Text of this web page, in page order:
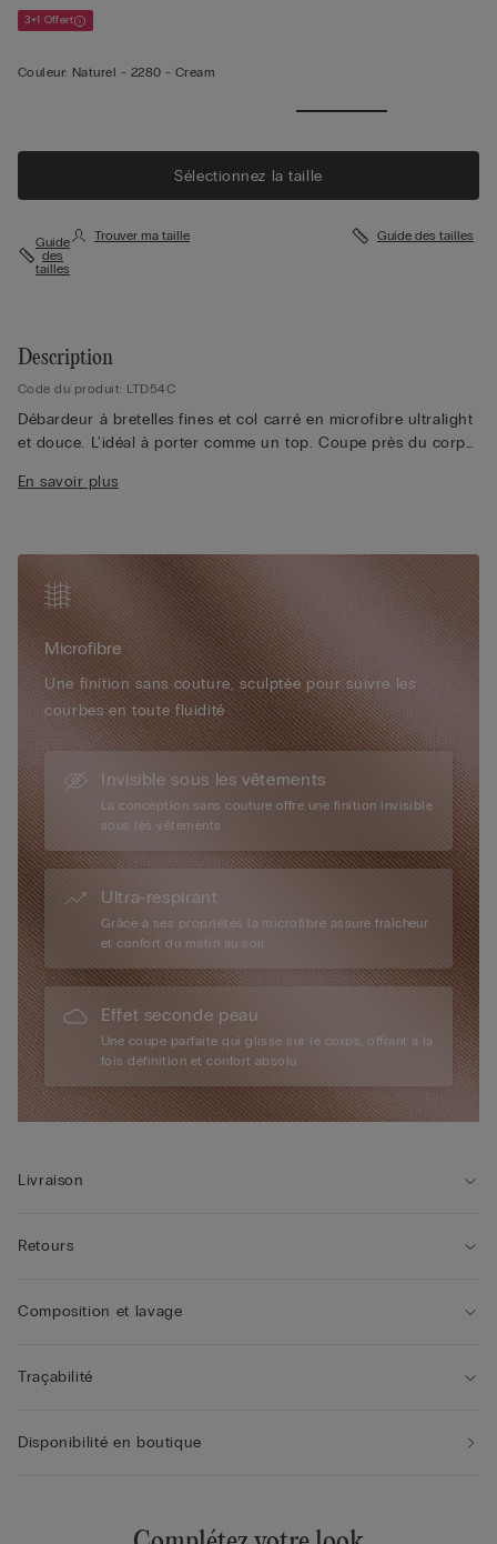
3+1 Offert
Couleur: Naturel - 2280 - Cream
Sélectionnez la taille
Guide
des
tailles
Trouver ma taille Guide des tailles
Description
Code du produit: LTD54C
Débardeur à bretelles fines et col carré en microfibre ultralight
et douce. L'idéal à porter comme un top. Coupe près du corps.
doux et ultrafin, est enveloppante et soyeuse, presque
impalpable, procurant un effet « seconde peau ». Imperceptible
au porté, elle est idéale pour toutes les femmes, tous les jours
et en toute occasion.
En savoir plus
Microfibre
Une finition sans couture, sculptée pour suivre les
courbes en toute fluidité
Invisible sous les vêtements
La conception sans couture offre une finition invisible
sous les vêtements.
Ultra-respirant
Grâce à ses propriétés la microfibre assure fraîcheur
et confort du matin au soir
Effet seconde peau
Une coupe parfaite qui glisse sur le corps, offrant à la
fois définition et confort absolu
Livraison
Retours
Composition et lavage
Traçabilité
Disponibilité en boutique